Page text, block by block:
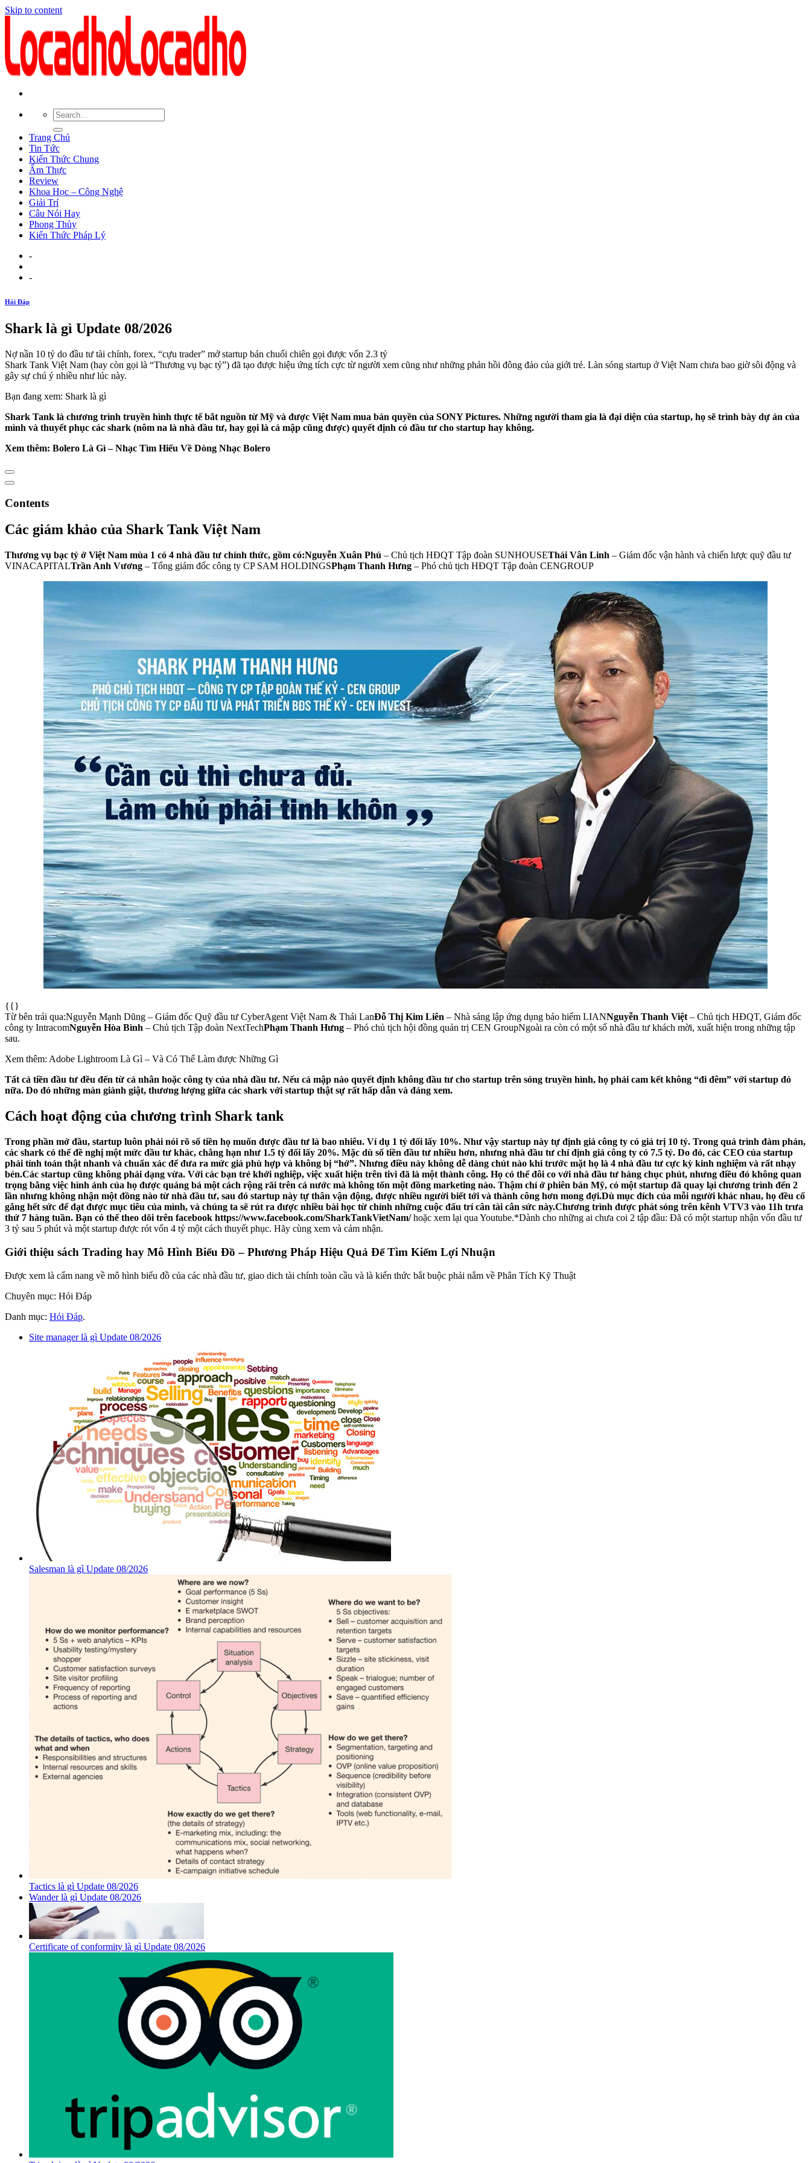
Skip to content
Trang Chủ
Tin Tức
Kiến Thức Chung
Ẩm Thực
Review
Khoa Học – Công Nghệ
Giải Trí
Câu Nói Hay
Phong Thủy
Kiến Thức Pháp Lý
-
-
Hỏi Đáp
Shark là gì Update 08/2026
Nợ nần 10 tỷ do đầu tư tài chính, forex, “cựu trader” mở startup bán chuối chiên gọi được vốn 2.3 tỷ
Shark Tank Việt Nam (hay còn gọi là “Thương vụ bạc tỷ”) đã tạo được hiệu ứng tích cực từ người xem cũng như những phản hồi đông đảo của giới trẻ. Làn sóng startup ở Việt Nam chưa bao giờ sôi động và
gây sự chú ý nhiều như lúc này.
Bạn đang xem: Shark là gì
Shark Tank là chương trình truyền hình thực tế bắt nguồn từ Mỹ và được Việt Nam mua bản quyền của SONY Pictures. Những người tham gia là đại diện của startup, họ sẽ trình bày dự án của
mình và thuyết phục các shark (nôm na là nhà đầu tư, hay gọi là cá mập cũng được) quyết định có đầu tư cho startup hay không.
Xem thêm: Bolero Là Gì – Nhạc Tìm Hiểu Về Dòng Nhạc Bolero
Contents
Các giám khảo của Shark Tank Việt Nam
Thương vụ bạc tỷ ở Việt Nam mùa 1 có 4 nhà đầu tư chính thức, gồm có:Nguyễn Xuân Phú – Chủ tịch HĐQT Tập đoàn SUNHOUSEThái Vân Linh – Giám đốc vận hành và chiến lược quỹ đầu tư
VINACAPITALTrần Anh Vương – Tổng giám đốc công ty CP SAM HOLDINGSPhạm Thanh Hưng – Phó chủ tịch HĐQT Tập đoàn CENGROUP
{{} ​
Từ bên trái qua:Nguyễn Mạnh Dũng – Giám đốc Quỹ đầu tư CyberAgent Việt Nam & Thái LanĐỗ Thị Kim Liên – Nhà sáng lập ứng dụng bảo hiểm LIANNguyễn Thanh Việt – Chủ tịch HĐQT, Giám đốc
công ty IntracomNguyễn Hòa Bình – Chủ tịch Tập đoàn NextTechPhạm Thanh Hưng – Phó chủ tịch hội đồng quản trị CEN GroupNgoài ra còn có một số nhà đầu tư khách mời, xuất hiện trong những tập
sau.
Xem thêm: Adobe Lightroom Là Gì – Và Có Thể Làm được Những Gì
Tất cả tiền đầu tư đều đến từ cá nhân hoặc công ty của nhà đầu tư. Nếu cá mập nào quyết định không đầu tư cho startup trên sóng truyền hình, họ phải cam kết không “đi đêm” với startup đó
nữa. Do đó những màn giành giật, thương lượng giữa các shark với startup thật sự rất hấp dẫn và đáng xem.
Cách hoạt động của chương trình Shark tank
Trong phần mở đầu, startup luôn phải nói rõ số tiền họ muốn được đầu tư là bao nhiêu. Ví dụ 1 tỷ đổi lấy 10%. Như vậy startup này tự định giá công ty có giá trị 10 tỷ. Trong quá trình đàm phán,
các shark có thể đề nghị một mức đầu tư khác, chẳng hạn như 1.5 tỷ đổi lấy 20%. Mặc dù số tiền đầu tư nhiều hơn, nhưng nhà đầu tư chỉ định giá công ty có 7.5 tỷ. Do đó, các CEO của startup
phải tính toán thật nhanh và chuẩn xác để đưa ra mức giá phù hợp và không bị “hớ”. Nhưng điều này không dễ dàng chút nào khi trước mặt họ là 4 nhà đầu tư cực kỳ kinh nghiệm và rất nhạy
bén.Các startup cũng không phải dạng vừa. Với các bạn trẻ khởi nghiệp, việc xuất hiện trên tivi đã là một thành công. Họ có thể đôi co với nhà đầu tư hàng chục phút, nhưng điều đó không quan
trọng bằng việc hình ảnh của họ được quảng bá một cách rộng rãi trên cả nước mà không tốn một đồng marketing nào. Thậm chí ở phiên bản Mỹ, có một startup đã quay lại chương trình đến 2
lần nhưng không nhận một đồng nào từ nhà đầu tư, sau đó startup này tự thân vận động, được nhiều người biết tới và thành công hơn mong đợi.Dù mục đích của mỗi người khác nhau, họ đều cố
gắng hết sức để đạt được mục tiêu của mình, và chúng ta sẽ rút ra được nhiều bài học từ chính những cuộc đấu trí cân tài cân sức này.Chương trình được phát sóng trên kênh VTV3 vào 11h trưa
thứ 7 hàng tuần. Bạn có thể theo dõi trên facebook https://www.facebook.com/SharkTankVietNam/hoặc xem lại qua Youtube.*Dành cho những ai chưa coi 2 tập đầu: Đã có một startup nhận vốn đầu tư
3 tỷ sau 5 phút và một startup được rót vốn 4 tỷ một cách thuyết phục. Hãy cùng xem và cảm nhận.
Giới thiệu sách Trading hay Mô Hình Biểu Đồ – Phương Pháp Hiệu Quả Để Tìm Kiếm Lợi Nhuận
Được xem là cẩm nang về mô hình biểu đồ của các nhà đầu tư, giao dich tài chính toàn cầu và là kiến thức bắt buộc phải nắm về Phân Tích Kỹ Thuật
Chuyên mục: Hỏi Đáp
Danh mục: Hỏi Đáp.
Site manager là gì Update 08/2026
Salesman là gì Update 08/2026
Tactics là gì Update 08/2026
Wander là gì Update 08/2026
Certificate of conformity là gì Update 08/2026